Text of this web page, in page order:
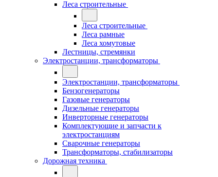
Леса строительные
Леса строительные
Леса рамные
Леса хомутовые
Лестницы, стремянки
Электростанции, трансформаторы
Электростанции, трансформаторы
Бензогенераторы
Газовые генераторы
Дизельные генераторы
Инверторные генераторы
Комплектующие и запчасти к
электростанциям
Сварочные генераторы
Трансформаторы, стабилизаторы
Дорожная техника